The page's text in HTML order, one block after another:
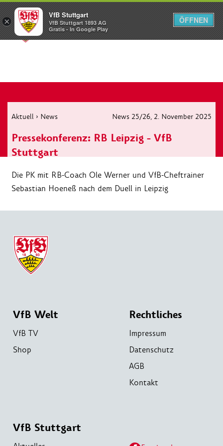
Menü
Aktuell › News News 25/26, 2. November 2025
Pressekonferenz: RB Leipzig - VfB
Stuttgart
Die PK mit RB-Coach Ole Werner und VfB-Cheftrainer
Sebastian Hoeneß nach dem Duell in Leipzig
VfB Welt
VfB TV
Shop
Rechtliches
Impressum
Datenschutz
AGB
Kontakt
VfB Stuttgart
×
VfB Stuttgart
VfB Stuttgart 1893 AG
Gratis - In Google Play
ÖFFNEN